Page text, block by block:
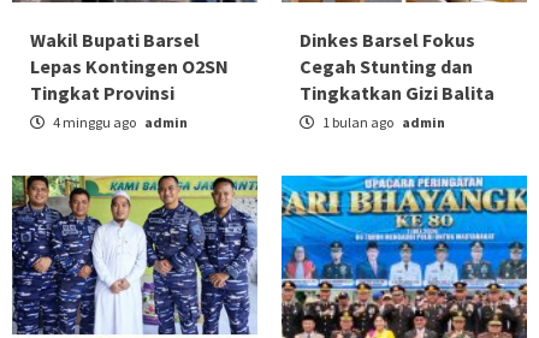
Wakil Bupati Barsel
Lepas Kontingen O2SN
Tingkat Provinsi
4 minggu ago admin
Dinkes Barsel Fokus
Cegah Stunting dan
Tingkatkan Gizi Balita
1 bulan ago admin